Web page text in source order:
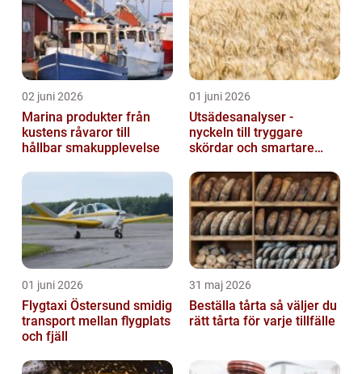
02 juni 2026
Marina produkter från
kustens råvaror till
hållbar smakupplevelse
01 juni 2026
Utsädesanalyser -
nyckeln till tryggare
skördar och smartare
01 juni 2026
Flygtaxi Östersund smidig
transport mellan flygplats
och fjäll
31 maj 2026
Beställa tårta så väljer du
rätt tårta för varje tillfälle